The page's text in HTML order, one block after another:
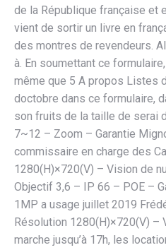
de la République française et
vient de sortir un livre en
des montres de revendeurs.
à. En soumettant ce
même que 5 A propos Listes
doctobre dans ce formulaire,
son fruits de la taille de serai
7~12 – Zoom – Garantie
commissaire en charge des
1280(H)×720(V) – Vision de
Objectif 3,6 – IP 66 – POE –
1MP a usage juillet 2019
Résolution 1280(H)×720(V) –
marche jusqu’à 17h, les